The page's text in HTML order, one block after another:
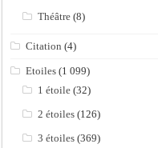
Théâtre (8)
Citation (4)
Etoiles (1 099)
1 étoile (32)
2 étoiles (126)
3 étoiles (369)